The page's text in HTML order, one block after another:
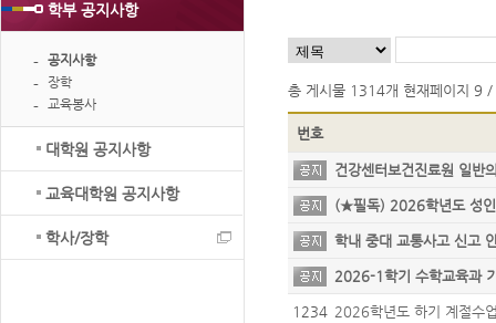
학부 공지사항
공지사항
장학
교육봉사
대학원 공지사항
교육대학원 공지사항
학사/장학
총 게시물 1314개 현재페이지 9 /
번호
건강센터보건진료원 일
(★필독) 2026학년도 성
학내 중대 교통사고 신고
2026-1학기 수학교육과
원 프로그램 신청 안내
1234 2026학년도 하기 계절수